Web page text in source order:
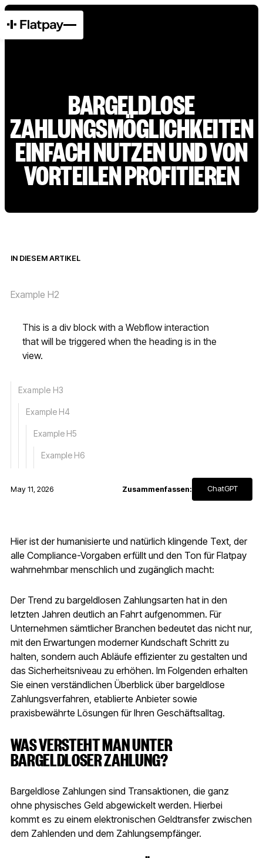
BARGELDLOSE
ZAHLUNGSMÖGLICHKEITEN
EINFACH NUTZEN UND VON
VORTEILEN PROFITIEREN
IN DIESEM ARTIKEL
Example H2
This is a div block with a Webflow interaction
that will be triggered when the heading is in the
view.
Example H3
Example H4
Example H5
Example H6
May 11, 2026 Zusammenfassen: ChatGPT
Hier ist der humanisierte und natürlich klingende Text, der
alle Compliance-Vorgaben erfüllt und den Ton für Flatpay
wahrnehmbar menschlich und zugänglich macht:
Der Trend zu bargeldlosen Zahlungsarten hat in den
letzten Jahren deutlich an Fahrt aufgenommen. Für
Unternehmen sämtlicher Branchen bedeutet das nicht nur,
mit den Erwartungen moderner Kundschaft Schritt zu
halten, sondern auch Abläufe effizienter zu gestalten und
das Sicherheitsniveau zu erhöhen. Im Folgenden erhalten
Sie einen verständlichen Überblick über bargeldlose
Zahlungsverfahren, etablierte Anbieter sowie
praxisbewährte Lösungen für Ihren Geschäftsalltag.
WAS VERSTEHT MAN UNTER
BARGELDLOSER ZAHLUNG?
Bargeldlose Zahlungen sind Transaktionen, die ganz
ohne physisches Geld abgewickelt werden. Hierbei
kommt es zu einem elektronischen Geldtransfer zwischen
dem Zahlenden und dem Zahlungsempfänger.